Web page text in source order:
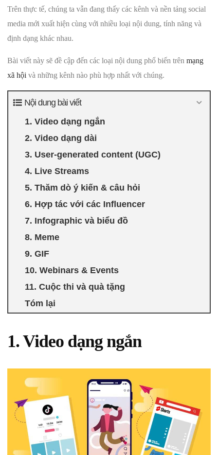
Trên thực tế, chúng ta vẫn đang thấy các kênh và nền tảng social
media mới xuất hiện cùng với nhiều loại nội dung, tính năng và
định dạng khác nhau.
Bài viết này sẽ đề cập đến các loại nội dung phổ biến trên mạng
xã hội và những kênh nào phù hợp nhất với chúng.
Nội dung bài viết
1. Video dạng ngắn
2. Video dạng dài
3. User-generated content (UGC)
4. Live Streams
5. Thăm dò ý kiến & câu hỏi
6. Hợp tác với các Influencer
7. Infographic và biểu đồ
8. Meme
9. GIF
10. Webinars & Events
11. Cuộc thi và quà tặng
Tóm lại
1. Video dạng ngắn